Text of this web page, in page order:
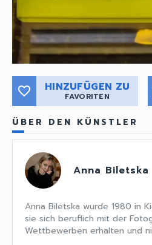
favorite_border HINZUFÜGEN ZU
FAVORITEN
ÜBER DEN KÜNSTLER
Anna Biletska
Anna Biletska wurde 1980 in
sie sich beruflich mit der
Wettbewerben erhalten und